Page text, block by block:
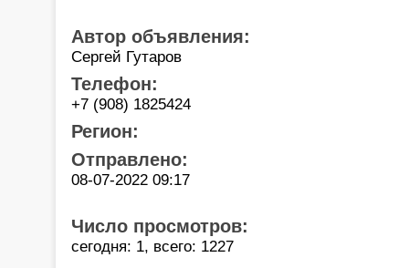
Автор объявления:
Сергей Гутаров
Телефон:
+7 (908) 1825424
Регион:
Отправлено:
08-07-2022 09:17
Число просмотров:
сегодня: 1, всего: 1227